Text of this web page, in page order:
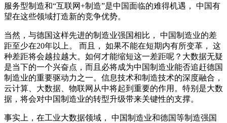
服务型制造和“互联网+制造”是中国面临的难得机遇， 中国有
望在这些领域打造新的竞争优势。
当然，与德国这样先进的制造业强国相比， 中国制造业的差
距至少在20年以上。 而且， 如果不能在短期内有所变革， 这
种差距将会越拉越大。如何才能缩短这一差距呢？大数据无疑
是当下的一个兴奋点，而且必将成为中国制造业能否追赶德国
制造业的重要驱动力之一。信息技术和制造技术的深度融合，
云计算、大数据、物联网从中将起到重要的作用。特别是大数
据，将会对中国制造业的转型升级带来关键性的支撑。
事实上，在工业大数据领域， 中国制造业和德国等制造强国